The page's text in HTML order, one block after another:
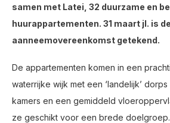
samen met Latei, 32 duurzame en
huurappartementen. 31 maart jl. is de
aanneemovereenkomst getekend.
De appartementen komen in een
waterrijke wijk met een ‘landelijk’
kamers en een gemiddeld
ze geschikt voor een brede